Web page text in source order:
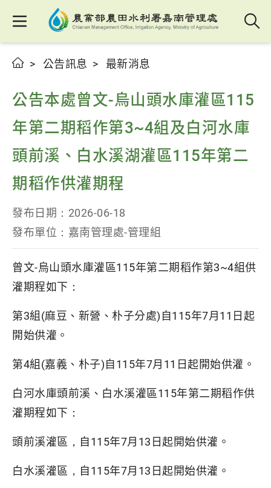
公告訊息 最新消息
公告本處曾文-烏山頭水庫灌區115
年第二期稻作第3~4組及白河水庫
頭前溪、白水溪湖灌區115年第二
期稻作供灌期程
發布日期： 2026-06-18
發布單位： 嘉南管理處-管理組
曾文-烏山頭水庫灌區115年第二期稻作第3~4組供
灌期程如下：
第3組(麻豆、新營、朴子分處)自115年7月11日起
開始供灌。
第4組(嘉義、朴子)自115年7月11日起開始供灌。
白河水庫頭前溪、白水溪灌區115年第二期稻作供
灌期程如下：
頭前溪灌區，自115年7月13日起開始供灌。
白水溪灌區，自115年7月13日起開始供灌。